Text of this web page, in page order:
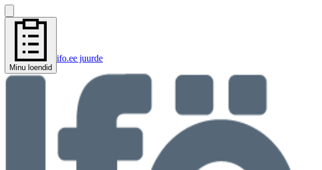
Minu loendid
ifo.ee juurde